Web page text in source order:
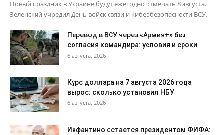
Новый праздник в Украине будут ежегодно отмечать 8 августа.
Зеленский учредил День войск связи и кибербезопасности ВСУ.
Перевод в ВСУ через «Армия+» без
согласия командира: условия и сроки
6 августа, 2026
Курс доллара на 7 августа 2026 года
вырос: сколько установил НБУ
6 августа, 2026
Инфантино остается президентом ФИФА: